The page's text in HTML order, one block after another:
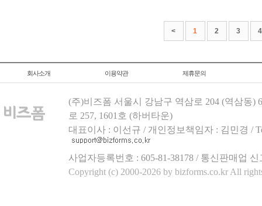
< 1 2 3 4
회사소개 이용약관 제휴문의
(주)비즈폼 서울시 강남구 역삼로 204 (역삼동)
로 257, 1601호 (하버타운)
대표이사 : 이선규 / 개인정보책임자 : 김민경 /
사업자등록번호 : 605-81-38178 / 통신판매업
Copyright (c) 2000-2026 by bizforms.co.kr All